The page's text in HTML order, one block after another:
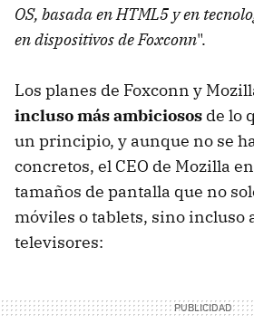
OS, basada en HTML5 y en
en dispositivos de Foxconn".
Los planes de Foxconn y
incluso más ambiciosos de lo
un principio, y aunque no se
concretos, el CEO de Mozilla
tamaños de pantalla que no
móviles o tablets, sino incluso
televisores: